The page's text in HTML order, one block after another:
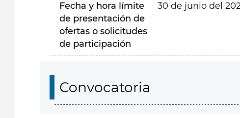
Fecha y hora límite
de presentación de
ofertas o solicitudes
de participación
30 de junio del
Convocatoria